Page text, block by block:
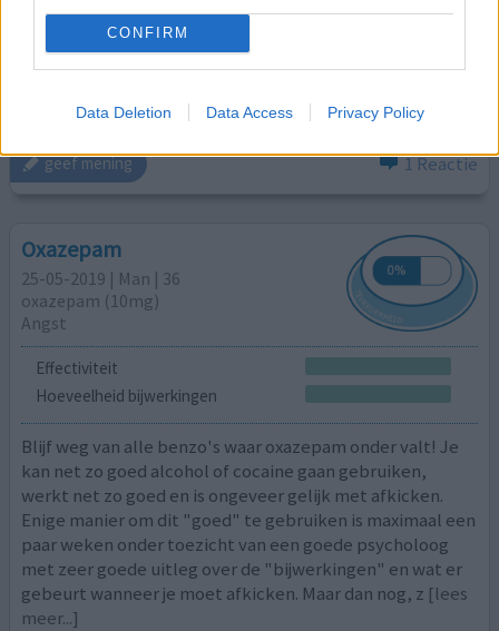
CONFIRM
Data Deletion Data Access Privacy Policy
Ik krijg dit bij oplopende Spanning & Angst, en het werkt
om die gevoelens te minderen, het werkt snel in. ik krijg
dit regelmatig voorgeschreven door de Huisartsenpost.
houdend zijn naar deze middelen.
geef mening 1 Reactie
Oxazepam
25-05-2019 | Man | 36
oxazepam (10mg)
Angst
Effectiviteit
Hoeveelheid bijwerkingen
Blijf weg van alle benzo's waar oxazepam onder valt! Je
kan net zo goed alcohol of cocaine gaan gebruiken,
werkt net zo goed en is ongeveer gelijk met afkicken.
Enige manier om dit "goed" te gebruiken is maximaal een
paar weken onder toezicht van een goede psycholoog
met zeer goede uitleg over de "bijwerkingen" en wat er
gebeurt wanneer je moet afkicken. Maar dan nog, z [lees
meer...]